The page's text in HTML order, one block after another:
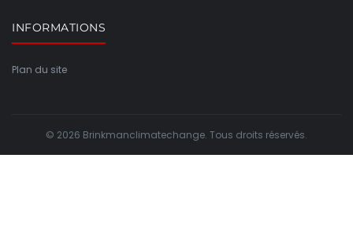
INFORMATIONS
Plan du site
© 2026 Brinkmanclimatechange. Tous droits réservés.